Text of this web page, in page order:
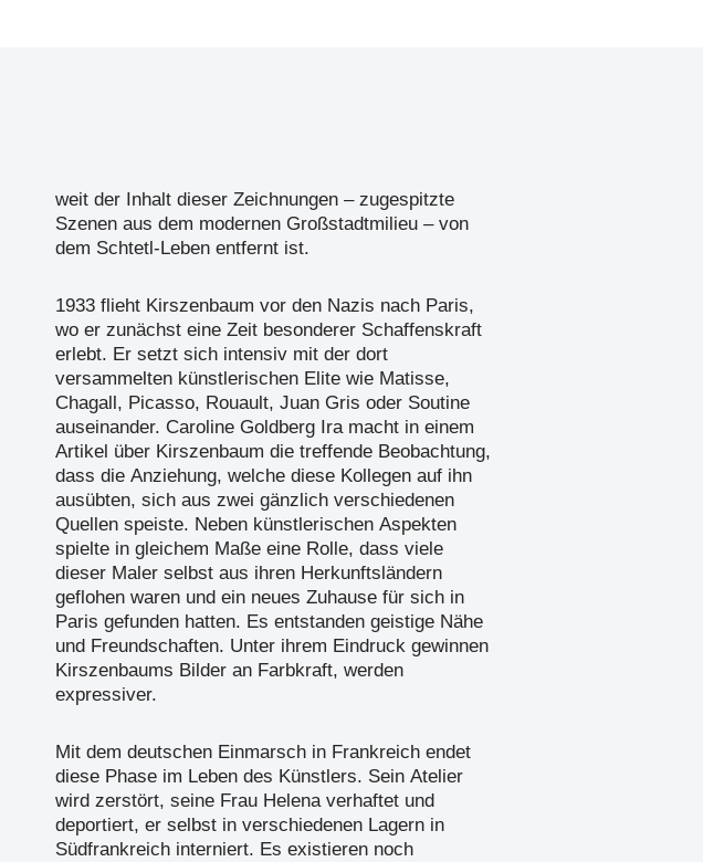
weit der Inhalt dieser Zeichnungen – zugespitzte
Szenen aus dem modernen Großstadtmilieu – von
dem Schtetl-Leben entfernt ist.
1933 flieht Kirszenbaum vor den Nazis nach Paris,
wo er zunächst eine Zeit besonderer Schaffenskraft
erlebt. Er setzt sich intensiv mit der dort
versammelten künstlerischen Elite wie Matisse,
Chagall, Picasso, Rouault, Juan Gris oder Soutine
auseinander. Caroline Goldberg Ira macht in einem
Artikel über Kirszenbaum die treffende Beobachtung,
dass die Anziehung, welche diese Kollegen auf ihn
ausübten, sich aus zwei gänzlich verschiedenen
Quellen speiste. Neben künstlerischen Aspekten
spielte in gleichem Maße eine Rolle, dass viele
dieser Maler selbst aus ihren Herkunftsländern
geflohen waren und ein neues Zuhause für sich in
Paris gefunden hatten. Es entstanden geistige Nähe
und Freundschaften. Unter ihrem Eindruck gewinnen
Kirszenbaums Bilder an Farbkraft, werden
expressiver.
Mit dem deutschen Einmarsch in Frankreich endet
diese Phase im Leben des Künstlers. Sein Atelier
wird zerstört, seine Frau Helena verhaftet und
deportiert, er selbst in verschiedenen Lagern in
Südfrankreich interniert. Es existieren noch